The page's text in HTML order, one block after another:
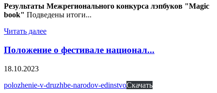
Результаты Межрегионального конкурса лэпбуков "Magic
book" Подведены итоги...
Читать далее
Положение о фестивале национал...
18.10.2023
polozhenie-v-druzhbe-narodov-edinstvoСкачать